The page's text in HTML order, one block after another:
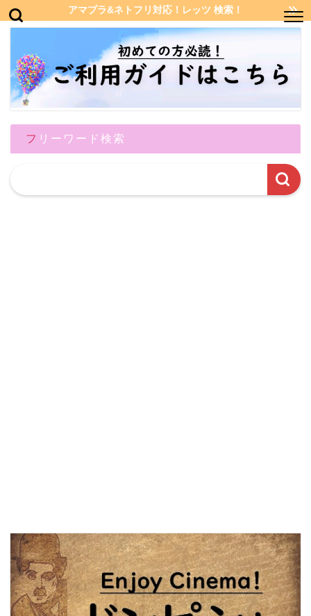
アマプラ&ネトフリ対応！レッツ 検索！
フリーワード検索